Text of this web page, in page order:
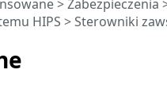
>Zabezpieczenia
HIPS > Sterowniki